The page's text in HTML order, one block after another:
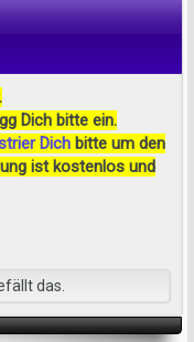
Dich bitte ein.
Dich bitte um den
ist kostenlos und
das.